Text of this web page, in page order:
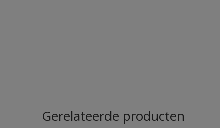
Gerelateerde producten